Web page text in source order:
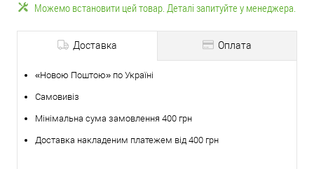
Можемо встановити цей товар. Деталі запитуйте у менеджера.
Доставка Оплата
«Новою Поштою» по Україні
Самовивіз
Мінімальна сума замовлення 400 грн
Доставка накладеним платежем від 400 грн